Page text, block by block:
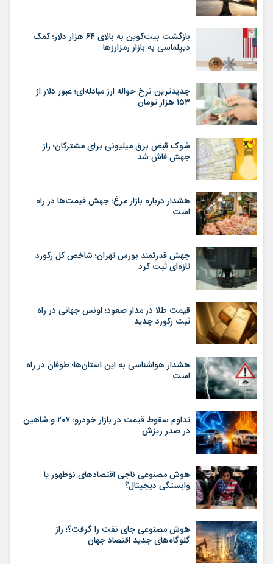
بازگشت بیت‌کوین به بالای ۶۴ هزار دلار؛ کمک
دیپلماسی به بازار رمزارزها
جدیدترین نرخ حواله ارز مبادله‌ای؛ عبور دلار از
۱۵۳ هزار تومان
شوک قبض برق میلیونی برای مشترکان؛ راز
جهش فاش شد
هشدار درباره بازار مرغ؛ جهش قیمت‌ها در راه
است
جهش قدرتمند بورس تهران؛ شاخص کل رکورد
تازه‌ای ثبت کرد
قیمت طلا در مدار صعود؛ اونس جهانی در راه
ثبت رکورد جدید
هشدار هواشناسی به این استان‌ها؛ طوفان در راه
است
تداوم سقوط قیمت در بازار خودرو؛ ۲۰۷ و شاهین
در صدر ریزش
هوش مصنوعی ناجی اقتصادهای نوظهور یا
وابستگی دیجیتال؟
هوش مصنوعی جای نفت را گرفت؟؛ راز
گلوگاه‌های جدید اقتصاد جهان